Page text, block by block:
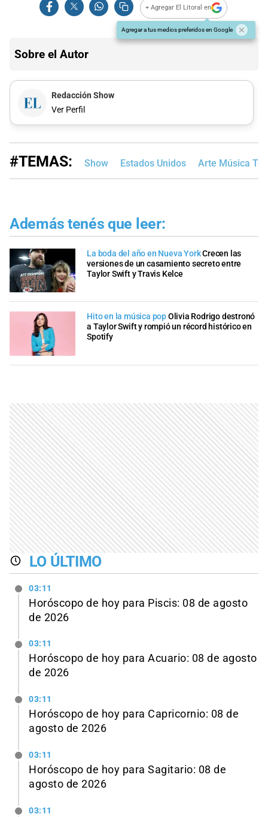
+ Agregar El Litoral en
Agregar a tus medios preferidos en Google
Sobre el Autor
Redacción Show
Ver Perfil
#TEMAS: Show Estados Unidos Arte Música
Además tenés que leer:
La boda del año en Nueva YorkCrecen las
versiones de un casamiento secreto entre
Taylor Swift y Travis Kelce
Hito en la música popOlivia Rodrigo destronó
a Taylor Swift y rompió un récord histórico en
Spotify
LO ÚLTIMO
03:11
Horóscopo de hoy para Piscis: 08 de agosto
de 2026
03:11
Horóscopo de hoy para Acuario: 08 de agosto
de 2026
03:11
Horóscopo de hoy para Capricornio: 08 de
agosto de 2026
03:11
Horóscopo de hoy para Sagitario: 08 de
agosto de 2026
03:11